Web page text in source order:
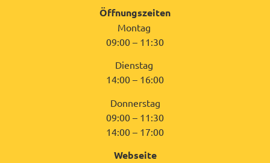
Öffnungszeiten
Montag
09:00 – 11:30
Dienstag
14:00 – 16:00
Donnerstag
09:00 – 11:30
14:00 – 17:00
Webseite